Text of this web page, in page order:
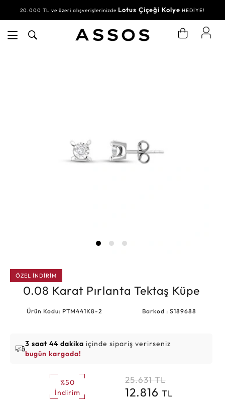
20.000 TL ve üzeri alışverişlerinizde Lotus Çiçeği Kolye HEDİYE!
ÖZEL İNDİRİM
0.08 Karat Pırlanta Tektaş Küpe
Ürün Kodu: PTM441K8-2 Barkod : S189688
3 saat 44 dakika içinde sipariş verirseniz
bugün kargoda!
%50
İndirim
25.631 TL
12.816 TL